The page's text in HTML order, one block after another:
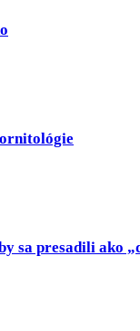
sa presadili ako